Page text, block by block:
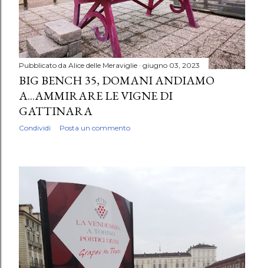
Pubblicato da Alice delle Meraviglie giugno 03, 2023
BIG BENCH 35, DOMANI ANDIAMO
A...AMMIRARE LE VIGNE DI
GATTINARA
Condividi Posta un commento